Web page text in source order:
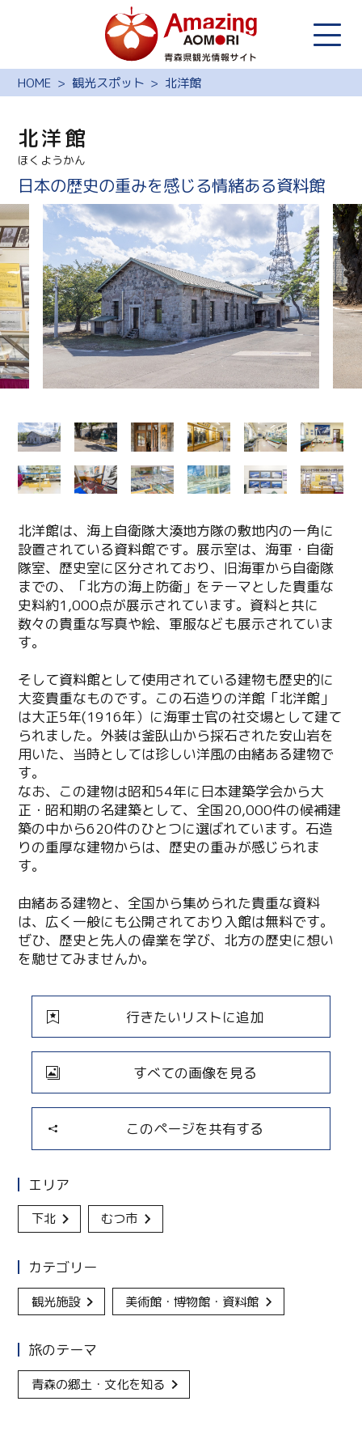
HOME 観光スポット 北洋館
北洋館
ほくようかん
日本の歴史の重みを感じる情緒ある資料館
北洋館は、海上自衛隊大湊地方隊の敷地内の一角に
設置されている資料館です。展示室は、海軍・自衛
隊室、歴史室に区分されており、旧海軍から自衛隊
までの、「北方の海上防衛」をテーマとした貴重な
史料約1,000点が展示されています。資料と共に
数々の貴重な写真や絵、軍服なども展示されていま
す。
そして資料館として使用されている建物も歴史的に
大変貴重なものです。この石造りの洋館「北洋館」
は大正5年(1916年）に海軍士官の社交場として建て
られました。外装は釜臥山から採石された安山岩を
用いた、当時としては珍しい洋風の由緒ある建物で
す。
なお、この建物は昭和54年に日本建築学会から大
正・昭和期の名建築として、全国20,000件の候補建
築の中から620件のひとつに選ばれています。石造
りの重厚な建物からは、歴史の重みが感じられま
す。
由緒ある建物と、全国から集められた貴重な資料
は、広く一般にも公開されており入館は無料です。
ぜひ、歴史と先人の偉業を学び、北方の歴史に想い
を馳せてみませんか。
行きたいリストに追加
すべての画像を見る
このページを共有する
エリア
下北 むつ市
カテゴリー
観光施設 美術館・博物館・資料館
旅のテーマ
青森の郷土・文化を知る